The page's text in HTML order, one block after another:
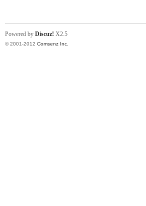
Powered by Discuz! X2.5
© 2001-2012 Comsenz Inc.